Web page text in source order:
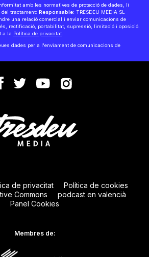
amb les normatives de protecció de dades, li
tractament: Responsable: TRESDEU MEDIA SL
una relació comercial i enviar comunicacions de
rectificació, portabilitat, supressió, limitació i oposició.
a la Política de privacitat
dades per a l'enviament de comunicacions de
de privacitat
Política de cookies
Commons
podcast en valencià
Panel Cookies
Membres de: